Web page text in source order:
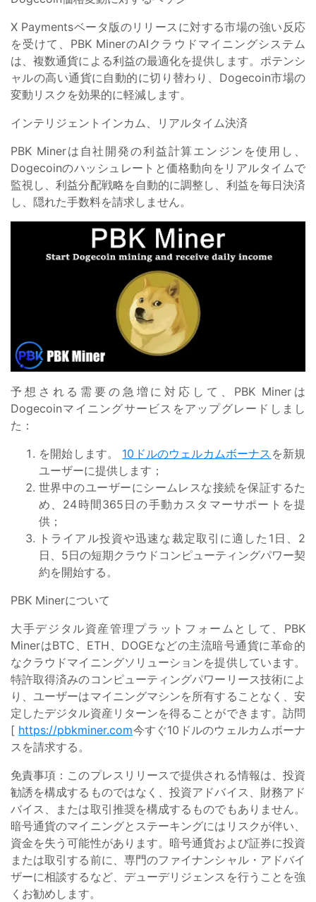
X Paymentsベータ版のリリースに対する市場の強い反応
を受けて、PBK MinerのAIクラウドマイニングシステム
は、複数通貨による利益の最適化を提供します。ポテンシ
ャルの高い通貨に自動的に切り替わり、Dogecoin市場の
変動リスクを効果的に軽減します。
インテリジェントインカム、リアルタイム決済
PBK Minerは自社開発の利益計算エンジンを使用し、
Dogecoinのハッシュレートと価格動向をリアルタイムで
監視し、利益分配戦略を自動的に調整し、利益を毎日決済
し、隠れた手数料を請求しません。
予想される需要の急増に対応して、PBK Minerは
Dogecoinマイニングサービスをアップグレードしまし
た：
を開始します。 10ドルのウェルカムボーナス を新規
ユーザーに提供します；
世界中のユーザーにシームレスな接続を保証するた
め、24時間365日の手動カスタマーサポートを提
供；
トライアル投資や迅速な裁定取引に適した1日、2
日、5日の短期クラウドコンピューティングパワー契
約を開始する。
PBK Minerについて
大手デジタル資産管理プラットフォームとして、PBK
MinerはBTC、ETH、DOGEなどの主流暗号通貨に革命的
なクラウドマイニングソリューションを提供しています。
特許取得済みのコンピューティングパワーリース技術によ
り、ユーザーはマイニングマシンを所有することなく、安
定したデジタル資産リターンを得ることができます。訪問
[ https://pbkminer.com今すぐ10ドルのウェルカムボーナ
スを請求する。
免責事項：このプレスリリースで提供される情報は、投資
勧誘を構成するものではなく、投資アドバイス、財務アド
バイス、または取引推奨を構成するものでもありません。
暗号通貨のマイニングとステーキングにはリスクが伴い、
資金を失う可能性があります。暗号通貨および証券に投資
または取引する前に、専門のファイナンシャル・アドバイ
ザーに相談するなど、デューデリジェンスを行うことを強
くお勧めします。